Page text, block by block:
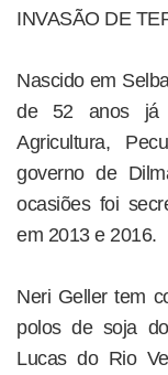
INVASÃO DE
Nascido em
de 52 anos já
Agricultura,
governo de
ocasiões foi
em 2013 e 2016.
Neri Geller tem
polos de soja
Lucas do Rio